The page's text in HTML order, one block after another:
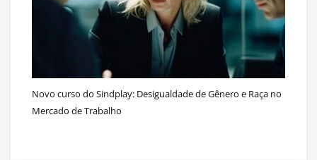
Novo curso do Sindplay: Desigualdade de Gênero e Raça no
Mercado de Trabalho